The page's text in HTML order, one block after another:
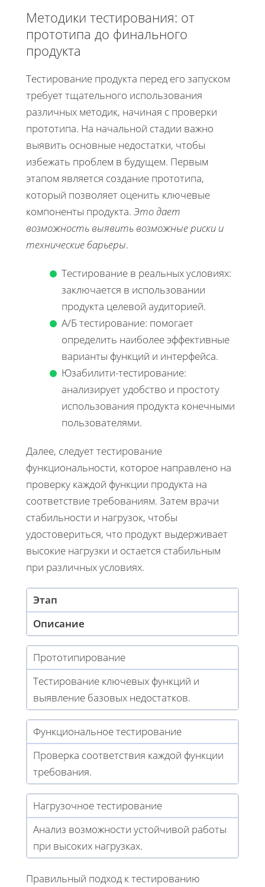
Методики тестирования: от
прототипа до финального
продукта
Тестирование продукта перед его запуском
требует тщательного использования
различных методик, начиная с проверки
прототипа. На начальной стадии важно
выявить основные недостатки, чтобы
избежать проблем в будущем. Первым
этапом является создание прототипа,
который позволяет оценить ключевые
компоненты продукта. Это дает
возможность выявить возможные риски и
технические барьеры.
Тестирование в реальных условиях:
заключается в использовании
продукта целевой аудиторией.
А/Б тестирование: помогает
определить наиболее эффективные
варианты функций и интерфейса.
Юзабилити-тестирование:
анализирует удобство и простоту
использования продукта конечными
пользователями.
Далее, следует тестирование
функциональности, которое направлено на
проверку каждой функции продукта на
соответствие требованиям. Затем врачи
стабильности и нагрузок, чтобы
удостовериться, что продукт выдерживает
высокие нагрузки и остается стабильным
при различных условиях.
Этап
Описание
Прототипирование
Тестирование ключевых функций и
выявление базовых недостатков.
Функциональное тестирование
Проверка соответствия каждой функции
требования.
Нагрузочное тестирование
Анализ возможности устойчивой работы
при высоких нагрузках.
Правильный подход к тестированию